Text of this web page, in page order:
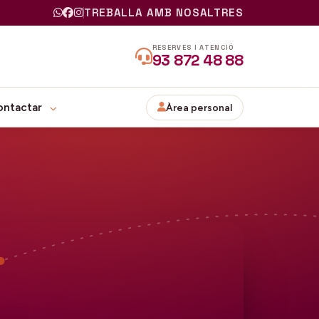
TREBALLA AMB NOSALTRES
RESERVES I ATENCIÓ
93 872 48 88
Àrea personal